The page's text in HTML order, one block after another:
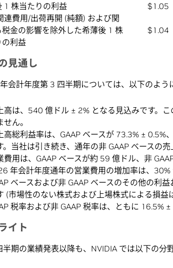
1 株当たりの利益
$1.05
連費用/出荷再開 (純額) および関
金の影響を除外した希薄後 1 株
の利益
$1.04
見通し
会計年度第 3 四半期については、以下のよう
高は、540 億ドル ± 2% となる見込みです。
せん。
高総利益率は、GAAP ベースが 73.3% ± 0.5%
。当社は引き続き、通年の非 GAAP ベースの
費用は、GAAP ベースが約 59 億ドル、非
年会計年度通年の営業費用の増加率は、30%
ベースおよび非 GAAP ベースのその他の利
(市場性のない株式および上場株式による損益
税率および非 GAAP 税率は、ともに 16.5%
イト
半期の業績発表以降も、NVIDIA では以下の分